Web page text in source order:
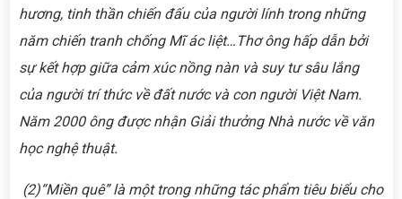
hương, tinh thần chiến đấu của người lính trong những
năm chiến tranh chống Mĩ ác liệt…Thơ ông hấp dẫn bởi
sự kết hợp giữa cảm xúc nồng nàn và suy tư sâu lắng
của người trí thức về đất nước và con người Việt Nam.
Năm 2000 ông được nhận Giải thưởng Nhà nước về văn
học nghệ thuật.
(2)“Miền quê” là một trong những tác phẩm tiêu biểu cho